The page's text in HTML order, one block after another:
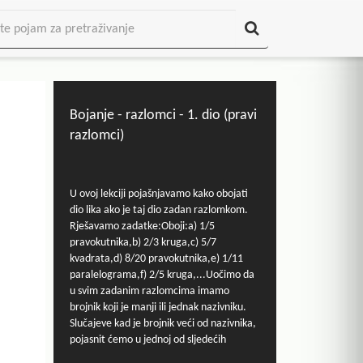
Bojanje - razlomci - 1. dio (pravi
razlomci)
U ovoj lekciji pojašnjavamo kako obojati
dio lika ako je taj dio zadan razlomkom.
Rješavamo zadatke:Oboji:a) 1/5
pravokutnika,b) 2/3 kruga,c) 5/7
kvadrata,d) 8/20 pravokutnika,e) 1/11
paralelograma,f) 2/5 kruga,...Uočimo da
u svim zadanim razlomcima imamo
brojnik koji je manji ili jednak nazivniku.
Slučajeve kad je brojnik veći od nazivnika,
pojasnit ćemo u jednoj od sljedećih